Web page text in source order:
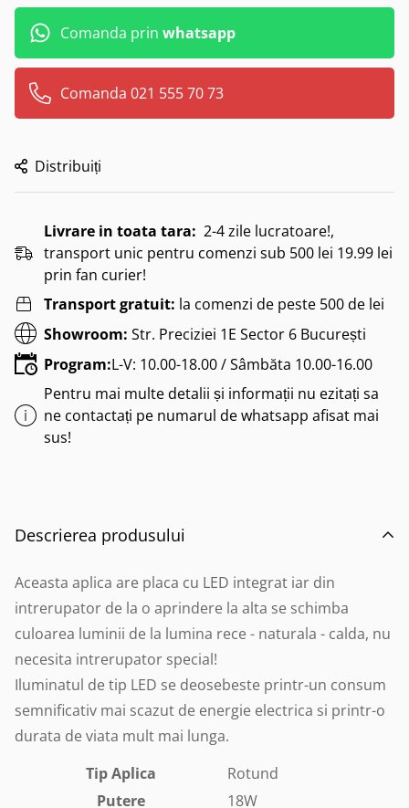
Comanda prin whatsapp
Comanda 021 555 70 73
Distribuiți
Livrare in toata tara: 2-4 zile lucratoare!,
transport unic pentru comenzi sub 500 lei 19.99 lei
prin fan curier!
Transport gratuit: la comenzi de peste 500 de lei
Showroom: Str. Preciziei 1E Sector 6 București
Program:L-V: 10.00-18.00 / Sâmbăta 10.00-16.00
Pentru mai multe detalii și informații nu ezitați sa
ne contactați pe numarul de whatsapp afisat mai
sus!
Descrierea produsului
Aceasta aplica are placa cu LED integrat iar din
intrerupator de la o aprindere la alta se schimba
culoarea luminii de la lumina rece - naturala - calda, nu
necesita intrerupator special!
Iluminatul de tip LED se deosebeste printr-un consum
semnificativ mai scazut de energie electrica si printr-o
durata de viata mult mai lunga.
Tip Aplica
Rotund
Putere
18W